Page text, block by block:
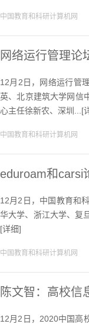
中国教育和科研计算机网
网络运行管理论
12月2日，网络运行管
英、北京建筑大学网信
心主任徐新农、深圳...[
中国教育和科研计算机网
eduroam和carsi
12月2日，中国教育和
华大学、浙江大学、复
[详细]
中国教育和科研计算机网
陈文智：高校信
12月2日，2020中国高